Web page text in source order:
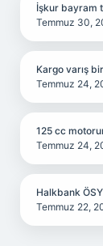
İşkur bayram
Temmuz 30,
Kargo varış
Temmuz 24,
125 cc
Temmuz 24,
Halkbank
Temmuz 22,